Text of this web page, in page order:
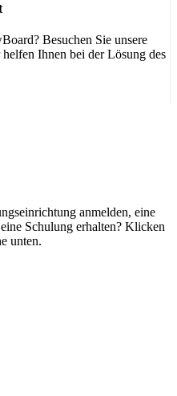
Besuchen Sie unsere
Ihnen bei der Lösung des
anmelden, eine
Schulung erhalten? Klicken
unten.